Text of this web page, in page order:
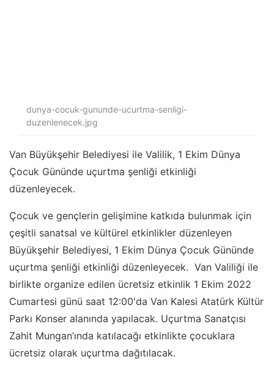
dunya-cocuk-gununde-ucurtma-senligi-
duzenlenecek.jpg
Van Büyükşehir Belediyesi ile Valilik, 1 Ekim Dünya
Çocuk Gününde uçurtma şenliği etkinliği
düzenleyecek.
Çocuk ve gençlerin gelişimine katkıda bulunmak için
çeşitli sanatsal ve kültürel etkinlikler düzenleyen
Büyükşehir Belediyesi, 1 Ekim Dünya Çocuk Gününde
uçurtma şenliği etkinliği düzenleyecek. Van Valiliği ile
birlikte organize edilen ücretsiz etkinlik 1 Ekim 2022
Cumartesi günü saat 12:00'da Van Kalesi Atatürk Kültür
Parkı Konser alanında yapılacak. Uçurtma Sanatçısı
Zahit Mungan’ında katılacağı etkinlikte çocuklara
ücretsiz olarak uçurtma dağıtılacak.